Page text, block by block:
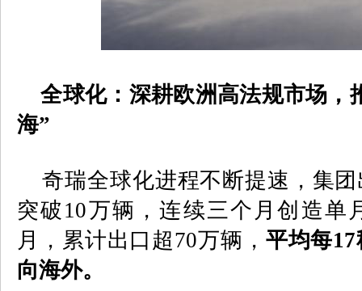
全球化：深耕欧洲高法规市场，
海”
奇瑞全球化进程不断提速，集团
突破 10万辆，连续三个月创造单
月，累计出口超70万辆， 平均每17
向海外。